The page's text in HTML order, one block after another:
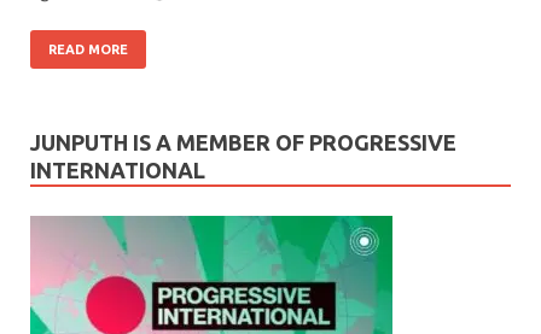
READ MORE
JUNPUTH IS A MEMBER OF PROGRESSIVE
INTERNATIONAL